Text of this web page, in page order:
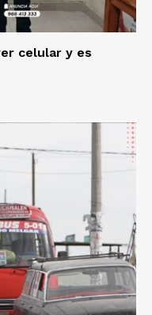
celular y es